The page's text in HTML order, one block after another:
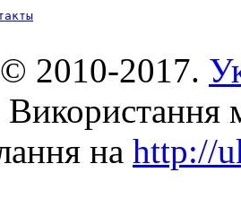
2010-2017.
на http://